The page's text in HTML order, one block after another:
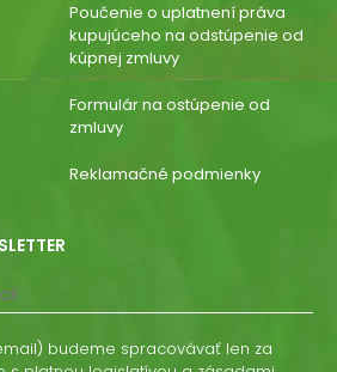
Poučenie o uplatnení práva
kupujúceho na odstúpenie od
kúpnej zmluvy
Formulár na ostúpenie od
zmluvy
Reklamačné podmienky
budeme spracovávať len za